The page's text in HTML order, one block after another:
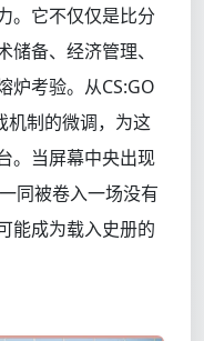
。它不仅仅是比分
备、经济管理、
炉考验。从CS:GO
机制的微调，为这
。当屏幕中央出现
同被卷入一场没有
能成为载入史册的